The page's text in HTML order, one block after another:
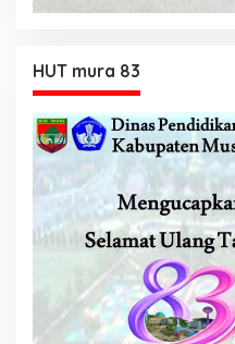
HUT mura 83